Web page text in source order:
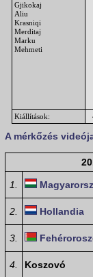
Gjikokaj
Aliu
Krasniqi
Merditaj
Marku
Mehmeti
Kiállítások:
A mérkőzés
1.
2. Hollandia
3.
4. Koszovó